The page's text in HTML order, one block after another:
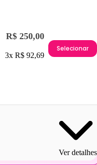
R$ 250,00
3x R$ 92,69
Selecionar
Ver detalhes